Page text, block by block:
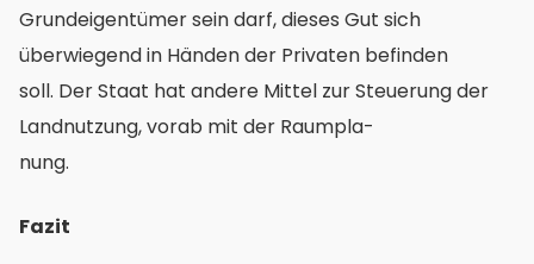
Grundeigentümer sein darf, dieses Gut sich
überwiegend in Händen der Privaten befinden
soll. Der Staat hat andere Mittel zur Steuerung der
Landnutzung, vorab mit der Raumpla-
nung.
Fazit